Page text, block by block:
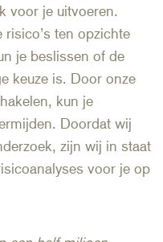
voor je uitvoeren.
ten opzichte
je beslissen of de
keuze is. Door onze
kun je
Doordat wij
zijn wij in staat
voor je op